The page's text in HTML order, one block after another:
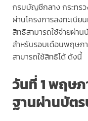
กรมบัญชีกลาง กระทรว
ผ่านโครงการลงทะเบี
สิทธิสามารถใช้จ่ายผ่า
สำหรับรอบเดือนพฤษภ
สามารถใช้สิทธิได้ ดังนี้
วันที่ 1 พฤษ
ฐานผ่านบัต